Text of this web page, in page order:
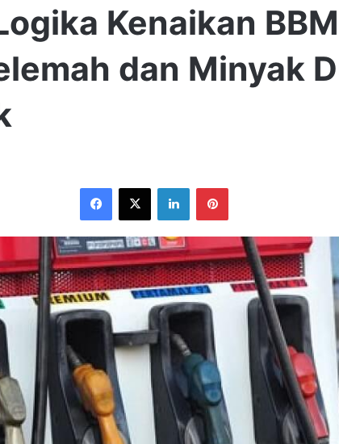
Kenaikan
dan Minyak
Facebook
X LinkedInPinterest